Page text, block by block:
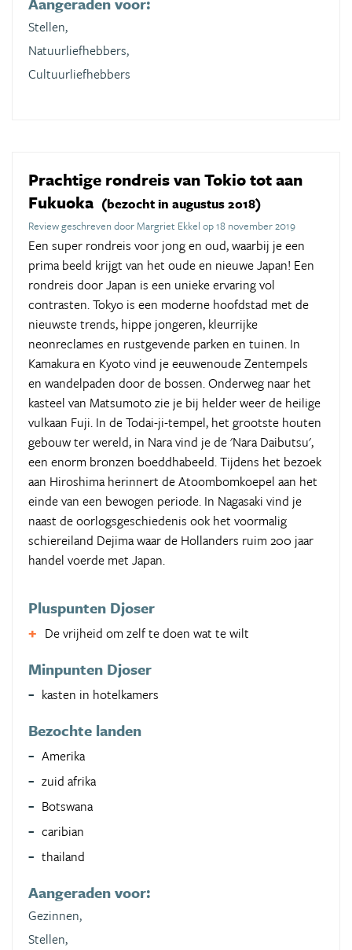
Stellen,
Natuurliefhebbers,
Cultuurliefhebbers
Prachtige rondreis van Tokio tot aan
Fukuoka (bezocht in augustus 2018)
Review geschreven door Margriet Ekkel op 18 november 2019
Een super rondreis voor jong en oud, waarbij je een
prima beeld krijgt van het oude en nieuwe Japan! Een
rondreis door Japan is een unieke ervaring vol
contrasten. Tokyo is een moderne hoofdstad met de
nieuwste trends, hippe jongeren, kleurrijke
neonreclames en rustgevende parken en tuinen. In
Kamakura en Kyoto vind je eeuwenoude Zentempels
en wandelpaden door de bossen. Onderweg naar het
kasteel van Matsumoto zie je bij helder weer de heilige
vulkaan Fuji. In de Todai-ji-tempel, het grootste houten
gebouw ter wereld, in Nara vind je de 'Nara Daibutsu',
een enorm bronzen boeddhabeeld. Tijdens het bezoek
aan Hiroshima herinnert de Atoombomkoepel aan het
einde van een bewogen periode. In Nagasaki vind je
naast de oorlogsgeschiedenis ook het voormalig
schiereiland Dejima waar de Hollanders ruim 200 jaar
handel voerde met Japan.
Pluspunten Djoser
De vrijheid om zelf te doen wat te wilt
Minpunten Djoser
kasten in hotelkamers
Bezochte landen
Amerika
zuid afrika
Botswana
caribian
thailand
Aangeraden voor:
Gezinnen,
Stellen,